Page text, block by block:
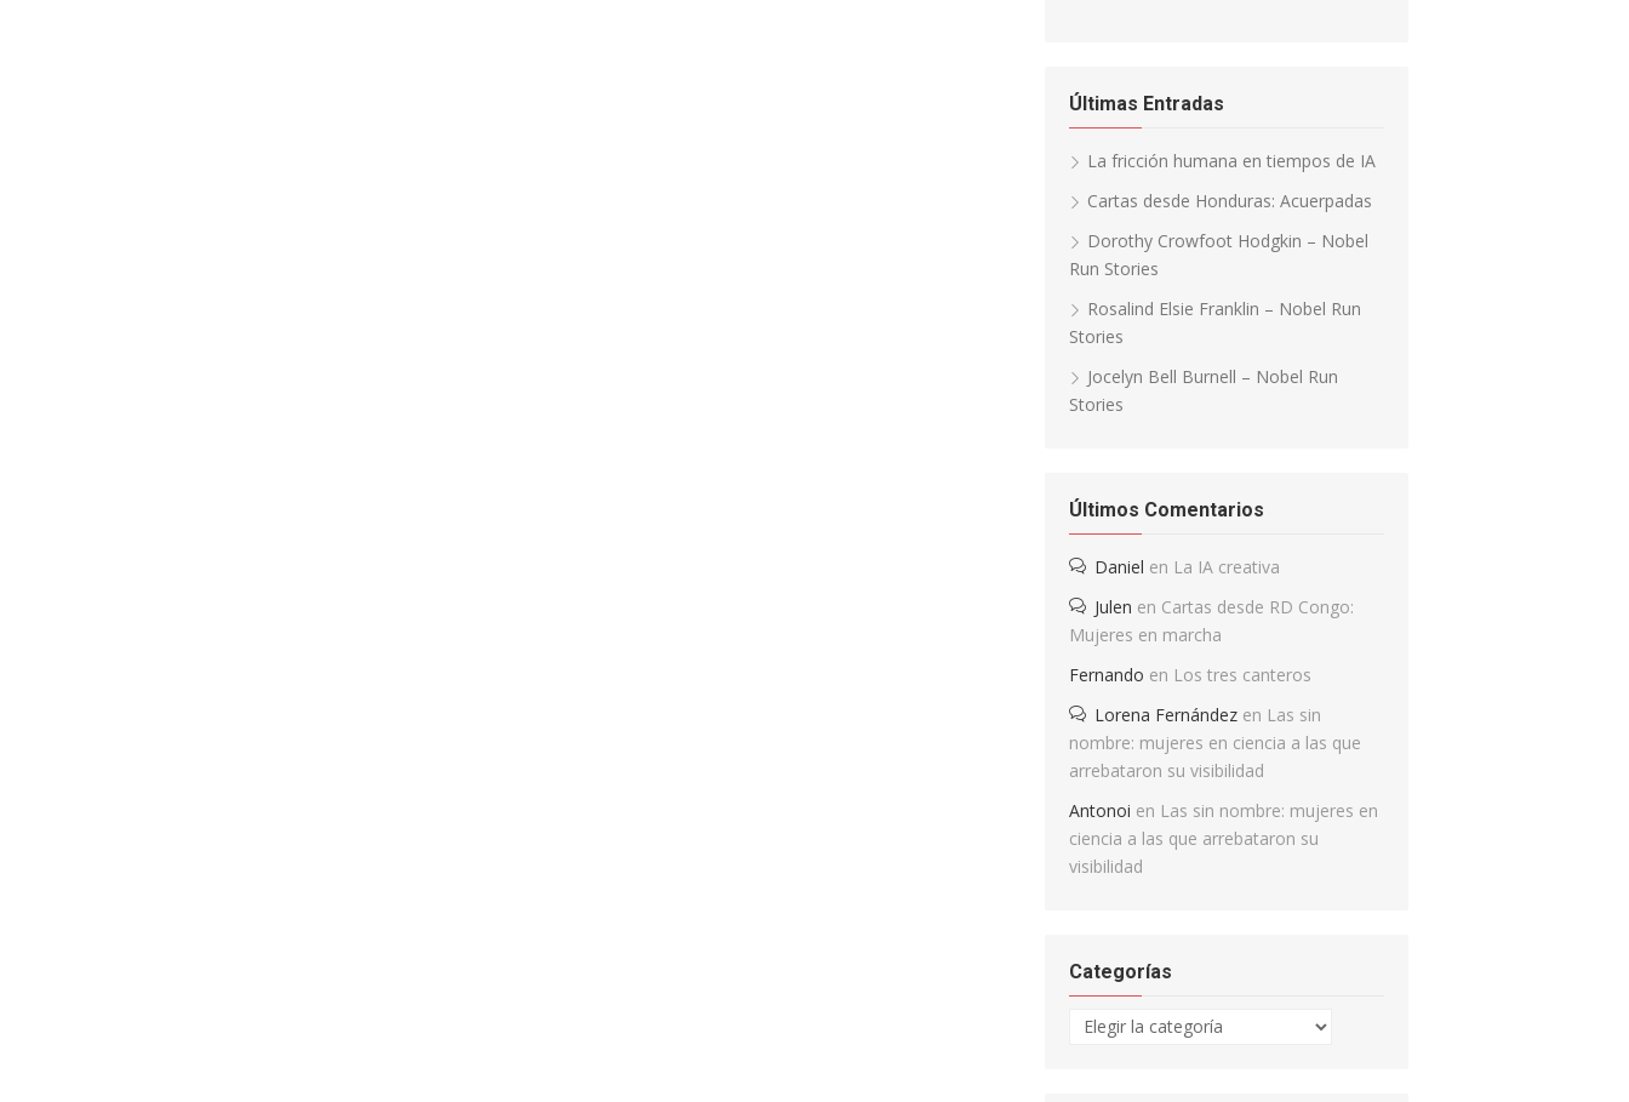
Últimas Entradas
La fricción humana en tiempos de IA
Cartas desde Honduras: Acuerpadas
Dorothy Crowfoot Hodgkin – Nobel
Run Stories
Rosalind Elsie Franklin – Nobel Run
Stories
Jocelyn Bell Burnell – Nobel Run
Stories
Últimos Comentarios
Daniel en La IA creativa
Julen en Cartas desde RD Congo:
Mujeres en marcha
Fernando en Los tres canteros
Lorena Fernández en Las sin
nombre: mujeres en ciencia a las que
arrebataron su visibilidad
Antonoi en Las sin nombre: mujeres en
ciencia a las que arrebataron su
visibilidad
Categorías
Categorías